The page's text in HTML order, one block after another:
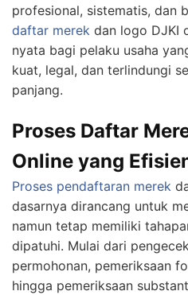
profesional, sistematis, dan
daftar merek dan logo DJKI
nyata bagi pelaku usaha
kuat, legal, dan terlindungi
panjang.
Proses Daftar
Online yang
Proses pendaftaran merek
dasarnya dirancang untuk
namun tetap memiliki
dipatuhi. Mulai dari
permohonan, pemeriksaan
hingga pemeriksaan